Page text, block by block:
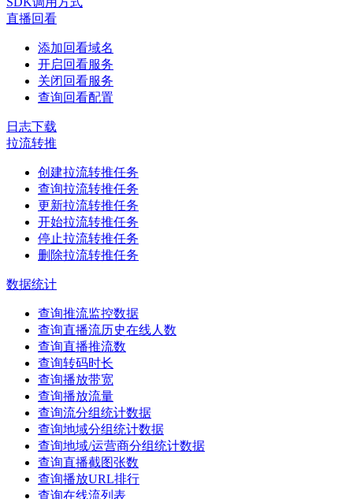
直播回看
添加回看域名
开启回看服务
关闭回看服务
查询回看配置
日志下载
拉流转推
创建拉流转推任务
查询拉流转推任务
更新拉流转推任务
开始拉流转推任务
停止拉流转推任务
删除拉流转推任务
数据统计
查询推流监控数据
查询直播流历史在线人数
查询直播推流数
查询转码时长
查询播放带宽
查询播放流量
查询流分组统计数据
查询地域分组统计数据
查询地域/运营商分组统计数据
查询直播截图张数
查询播放URL排行
查询在线流列表